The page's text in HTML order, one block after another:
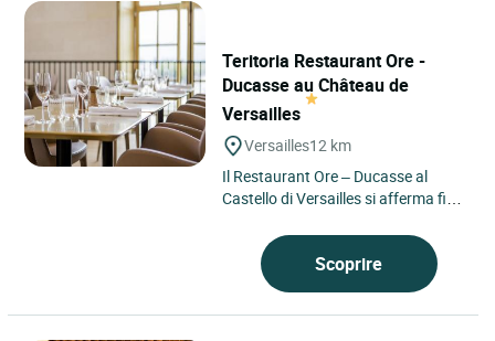
Teritoria Restaurant Ore -
Ducasse au Château de
Versailles
Versailles12 km
Il Restaurant Ore – Ducasse al
Castello di Versailles si afferma fin
singolare, nel...
Scoprire